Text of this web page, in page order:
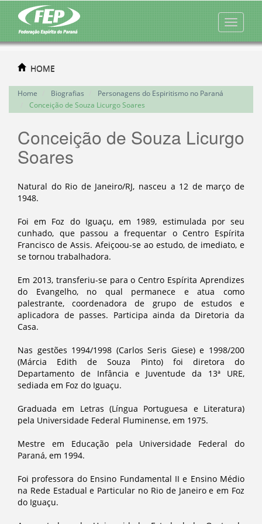
HOME
Home Biografias
Personagens do Espiritismo no Paraná
Conceição de Souza Licurgo Soares
Conceição de Souza Licurgo
Soares
Natural do Rio de Janeiro/RJ, nasceu a 12 de março de
1948.
Foi em Foz do Iguaçu, em 1989, estimulada por seu
cunhado, que passou a frequentar o Centro Espírita
Francisco de Assis. Afeiçoou-se ao estudo, de imediato, e
se tornou trabalhadora.
Em 2013, transferiu-se para o Centro Espírita Aprendizes
do Evangelho, no qual permanece e atua como
palestrante, coordenadora de grupo de estudos e
aplicadora de passes. Participa ainda da Diretoria da
Casa.
Nas gestões 1994/1998 (Carlos Seris Giese) e 1998/200
(Márcia Edith de Souza Pinto) foi diretora do
Departamento de Infância e Juventude da 13ª URE,
sediada em Foz do Iguaçu.
Graduada em Letras (Língua Portuguesa e Literatura)
pela Universidade Federal Fluminense, em 1975.
Mestre em Educação pela Universidade Federal do
Paraná, em 1994.
Foi professora do Ensino Fundamental II e Ensino Médio
na Rede Estadual e Particular no Rio de Janeiro e em Foz
do Iguaçu.